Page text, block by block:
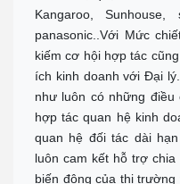
Kangaroo, Sunhouse,
panasonic..Với Mức
kiếm cơ hội hợp tác
ích kinh doanh với Đại
như luôn có những
hợp tác quan hệ kinh
quan hệ đối tác dài
luôn cam kết hỗ trợ
biến động của thị